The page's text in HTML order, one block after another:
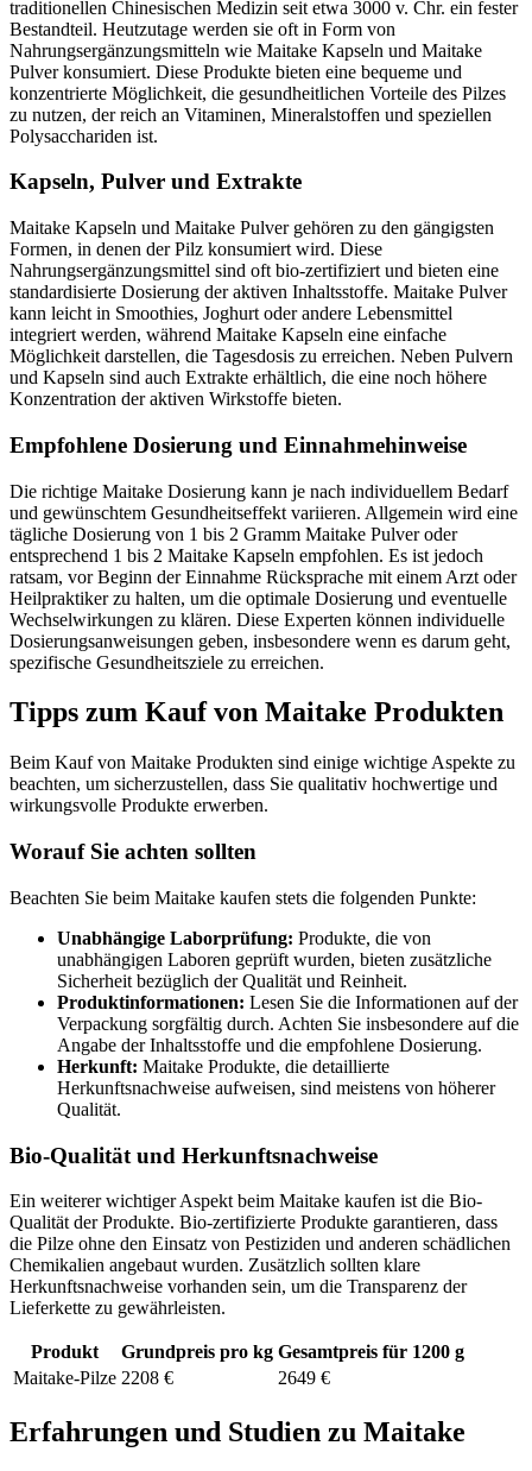
traditionellen Chinesischen Medizin seit etwa 3000 v. Chr. ein fester
Bestandteil. Heutzutage werden sie oft in Form von
Nahrungsergänzungsmitteln wie Maitake Kapseln und Maitake
Pulver konsumiert. Diese Produkte bieten eine bequeme und
konzentrierte Möglichkeit, die gesundheitlichen Vorteile des Pilzes
zu nutzen, der reich an Vitaminen, Mineralstoffen und speziellen
Polysacchariden ist.
Kapseln, Pulver und Extrakte
Maitake Kapseln und Maitake Pulver gehören zu den gängigsten
Formen, in denen der Pilz konsumiert wird. Diese
Nahrungsergänzungsmittel sind oft bio-zertifiziert und bieten eine
standardisierte Dosierung der aktiven Inhaltsstoffe. Maitake Pulver
kann leicht in Smoothies, Joghurt oder andere Lebensmittel
integriert werden, während Maitake Kapseln eine einfache
Möglichkeit darstellen, die Tagesdosis zu erreichen. Neben Pulvern
und Kapseln sind auch Extrakte erhältlich, die eine noch höhere
Konzentration der aktiven Wirkstoffe bieten.
Empfohlene Dosierung und Einnahmehinweise
Die richtige Maitake Dosierung kann je nach individuellem Bedarf
und gewünschtem Gesundheitseffekt variieren. Allgemein wird eine
tägliche Dosierung von 1 bis 2 Gramm Maitake Pulver oder
entsprechend 1 bis 2 Maitake Kapseln empfohlen. Es ist jedoch
ratsam, vor Beginn der Einnahme Rücksprache mit einem Arzt oder
Heilpraktiker zu halten, um die optimale Dosierung und eventuelle
Wechselwirkungen zu klären. Diese Experten können individuelle
Dosierungsanweisungen geben, insbesondere wenn es darum geht,
spezifische Gesundheitsziele zu erreichen.
Tipps zum Kauf von Maitake Produkten
Beim Kauf von Maitake Produkten sind einige wichtige Aspekte zu
beachten, um sicherzustellen, dass Sie qualitativ hochwertige und
wirkungsvolle Produkte erwerben.
Worauf Sie achten sollten
Beachten Sie beim Maitake kaufen stets die folgenden Punkte:
Unabhängige Laborprüfung: Produkte, die von
unabhängigen Laboren geprüft wurden, bieten zusätzliche
Sicherheit bezüglich der Qualität und Reinheit.
Produktinformationen: Lesen Sie die Informationen auf der
Verpackung sorgfältig durch. Achten Sie insbesondere auf die
Angabe der Inhaltsstoffe und die empfohlene Dosierung.
Herkunft: Maitake Produkte, die detaillierte
Herkunftsnachweise aufweisen, sind meistens von höherer
Qualität.
Bio-Qualität und Herkunftsnachweise
Ein weiterer wichtiger Aspekt beim Maitake kaufen ist die Bio-
Qualität der Produkte. Bio-zertifizierte Produkte garantieren, dass
die Pilze ohne den Einsatz von Pestiziden und anderen schädlichen
Chemikalien angebaut wurden. Zusätzlich sollten klare
Herkunftsnachweise vorhanden sein, um die Transparenz der
Lieferkette zu gewährleisten.
Produkt Grundpreis pro kg Gesamtpreis für 1200 g
Maitake-Pilze 2208 € 2649 €
Erfahrungen und Studien zu Maitake